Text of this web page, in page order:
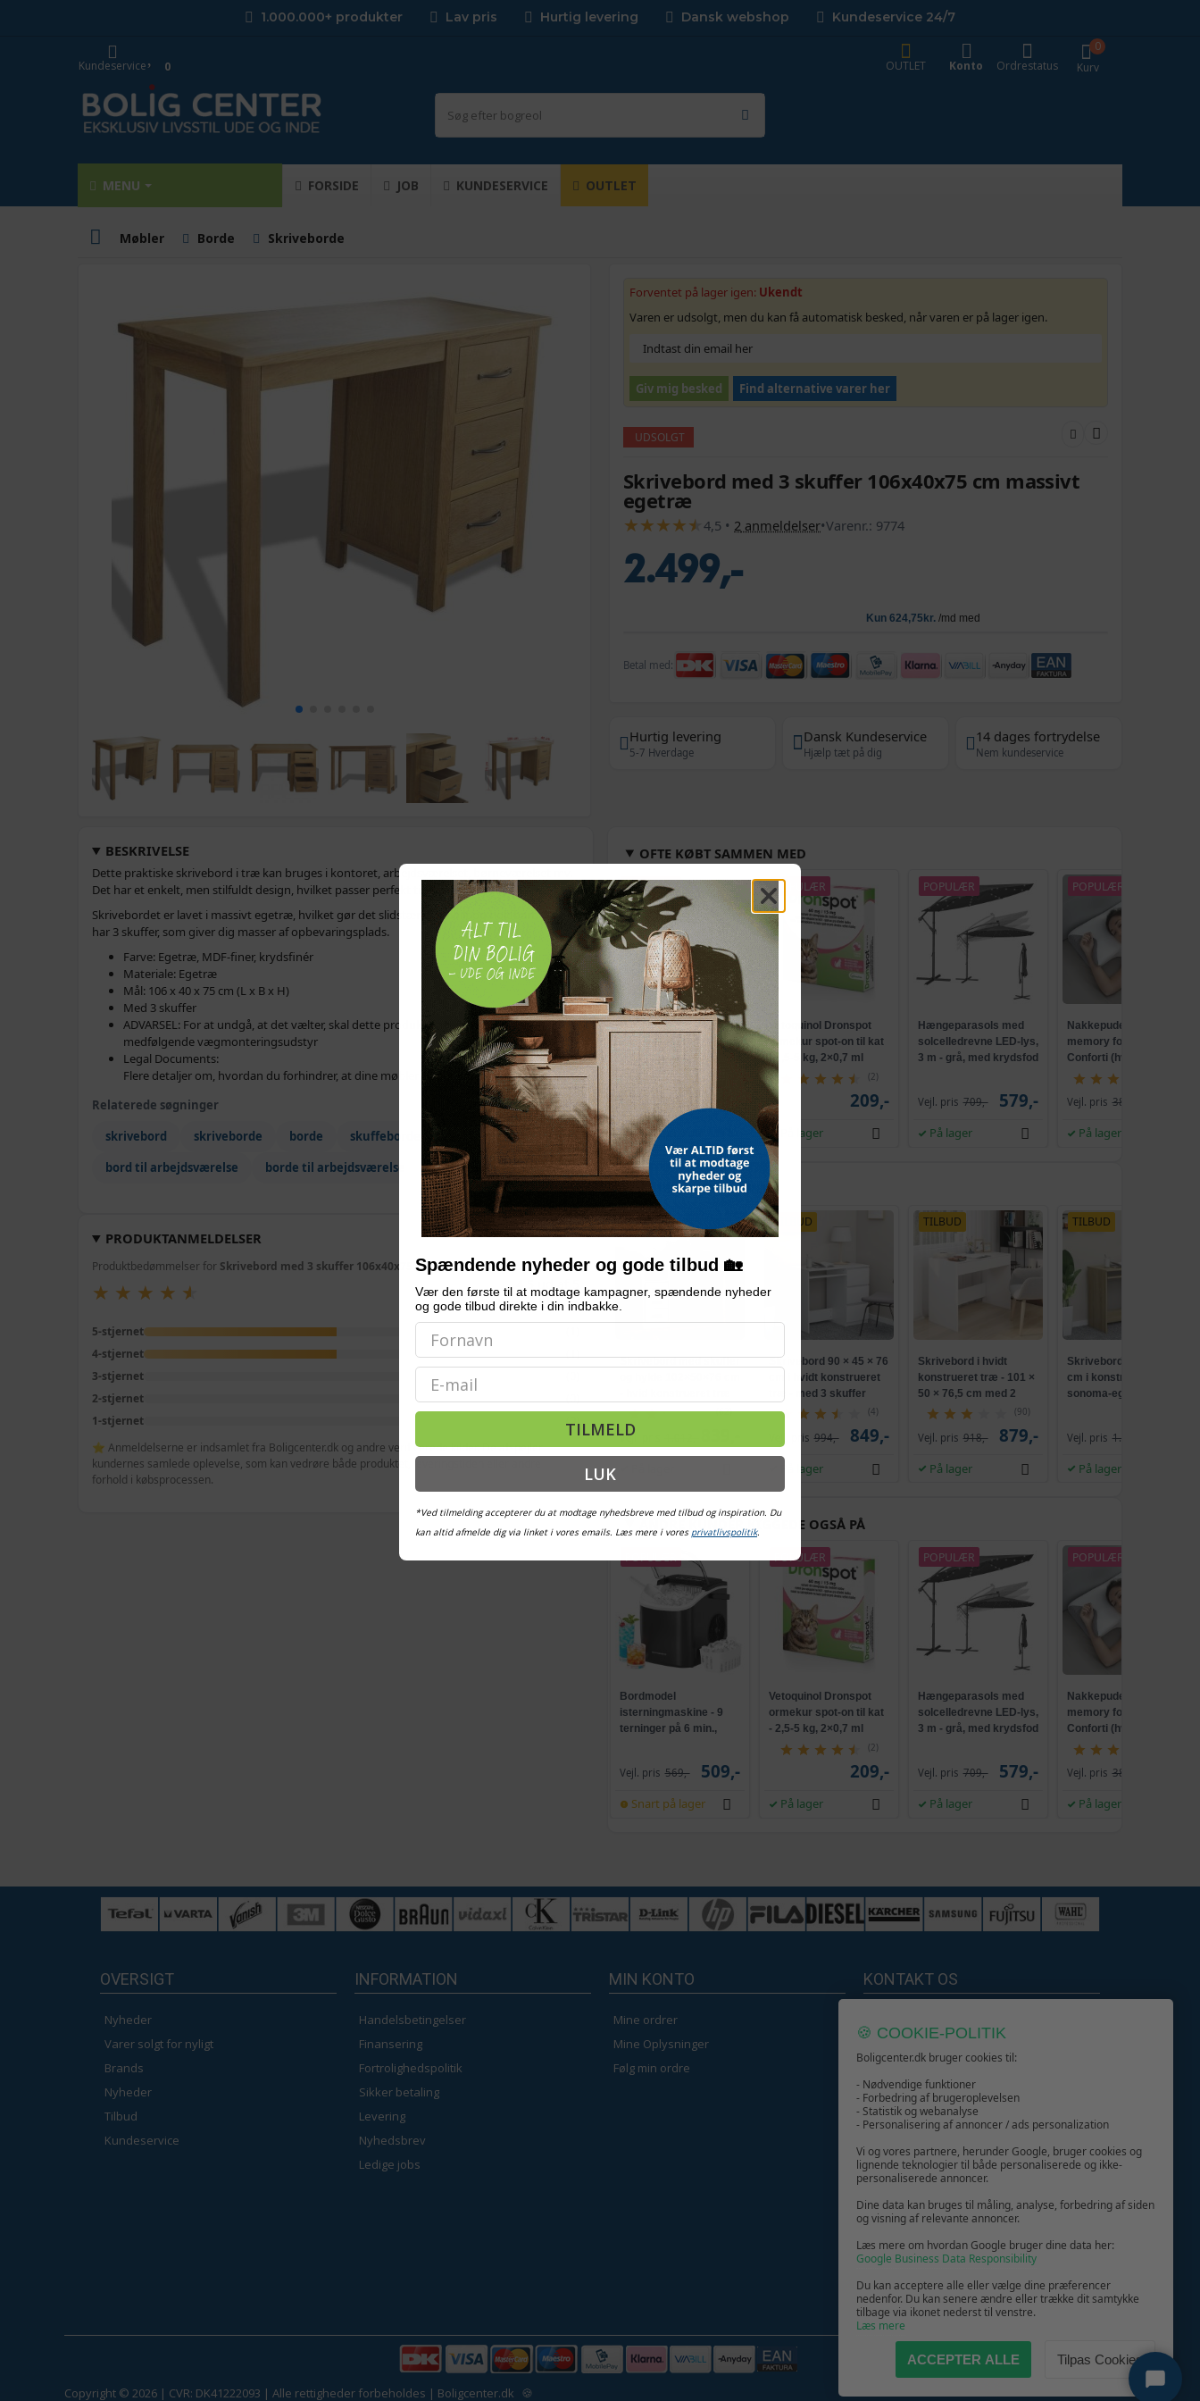
1.000.000+ produkter Lav pris Hurtig levering Dansk webshop Kundeservice 24/7
Kurv
0
OUTLET
Konto Ordrestatus
Kundeservice 0
MENU FORSIDE JOB KUNDESERVICE OUTLET
Møbler Borde Skriveborde
Forventet på lager igen: Ukendt
Varen er udsolgt, men du kan få automatisk besked, når varen er på lager igen.
Giv mig besked Find alternative varer her
UDSOLGT
Skrivebord med 3 skuffer 106x40x75 cm massivt
egetræ
★
★★
★★
★★
★★
★ 4,5 • 2 anmeldelser•Varenr.: 9774
2.499,-
Betal med:
Hurtig levering
5-7 Hverdage
Dansk Kundeservice
Hjælp tæt på dig
14 dages fortrydelse
Nem kundeservice
BESKRIVELSE
Dette praktiske skrivebord i træ kan bruges i kontoret, arbejdsværelset, børneværelset mv.
Det har et enkelt, men stilfuldt design, hvilket passer perfekt til ethvert værelse.
Skrivebordet er lavet i massivt egetræ, hvilket gør det slidstærkt, stabilt og holdbart. Det
har 3 skuffer, som giver dig masser af opbevaringsplads.
Farve: Egetræ, MDF-finer, krydsfinér
Materiale: Egetræ
Mål: 106 x 40 x 75 cm (L x B x H)
Med 3 skuffer
ADVARSEL: For at undgå, at det vælter, skal dette produkt anvendes med det
medfølgende vægmonteringsudstyr
Legal Documents:
Flere detaljer om, hvordan du forhindrer, at dine møbler tipper, kan findesher
Relaterede søgninger
skrivebord
skriveborde borde
skuffeborde
bord til arbejdsværelse
borde til arbejdsværelse træskrivebord
PRODUKTANMELDELSER
Produktbedømmelser for Skrivebord med 3 skuffer 106x40x75 cm massivt egetræ
★
★ ★
★ ★
★ ★
★ ★
★ 4,5
ud af 5
2 anmeldelser
5-stjernet
4-stjernet (1)
3-stjernet
2-stjernet (0)
1-stjernet (0)
⭐ Anmeldelserne er indsamlet fra Boligcenter.dk og andre verificerede kilder. De afspejler
kundernes samlede oplevelse, som kan vedrøre både produktet, leveringstiden eller andre
forhold i købsprocessen.
OFTE KØBT SAMMEN MED
POPULÆR
Bordmodel
isterningmaskine - 9
terninger på 6 min.,
selvrensende, sort
Vejl. pris 569,- 509,-
Snart på lager
POPULÆR
Vetoquinol Dronspot
ormekur spot-on til kat
- 2,5-5 kg, 2×0,7 ml
(2)
209,-
På lager
POPULÆR
Hængeparasols med
solcelledrevne LED-lys,
3 m - grå, med krydsfod
Vejl. pris 709,- 579,-
På lager
POPULÆR
Nakkepude med
memory foam -
Conforti (hvid/grå)
Vejl. pris 386,-
På lager
ALTERNATIVE VARER
TILBUD
Skrivebord med skuffer
(62)
Vejl. pris
TILBUD
Skrivebord 90 × 45 × 76
cm i hvidt konstrueret
træ - med 3 skuffer
(4)
Vejl. pris 994,- 849,-
På lager
TILBUD
Skrivebord i hvidt
konstrueret træ - 101 ×
50 × 76,5 cm med 2
skuffer
(90)
Vejl. pris 918,- 879,-
På lager
TILBUD
Skrivebord 90 × 45 × 76
cm i konstrueret træ -
sonoma-eg, med 3
Vejl. pris 1.182,-
På lager
ANDRE KUNDER KIGGEDE OGSÅ PÅ
POPULÆR
Bordmodel
isterningmaskine - 9
terninger på 6 min.,
Vejl. pris 569,- 509,-
Snart på lager
POPULÆR
Vetoquinol Dronspot
ormekur spot-on til kat
- 2,5-5 kg, 2×0,7 ml
(2)
209,-
På lager
POPULÆR
Hængeparasols med
solcelledrevne LED-lys,
3 m - grå, med krydsfod
Vejl. pris 709,- 579,-
På lager
POPULÆR
Nakkepude med
memory foam -
Conforti (hvid/grå)
Vejl. pris 386,-
På lager
OVERSIGT
Nyheder
Varer solgt for nyligt
Brands
Nyheder
Tilbud
Kundeservice
INFORMATION
Handelsbetingelser
Finansering
Fortrolighedspolitik
Sikker betaling
Levering
Nyhedsbrev
Ledige jobs
MIN KONTO
Mine ordrer
Mine Oplysninger
Følg min ordre
KONTAKT OS
Kundeservice
GIV GLÆDE MED ET GAVEKORT!
Copyright © 2026 | CVR: DK41222093 | Alle rettigheder forbeholdes | Boligcenter.dk 🍪
🍪 COOKIE-POLITIK
Boligcenter.dk bruger cookies til:
- Nødvendige funktioner
- Forbedring af brugeroplevelsen
- Statistik og webanalyse
- Personalisering af annoncer / ads personalization
Vi og vores partnere, herunder Google, bruger cookies og
lignende teknologier til både personaliserede og ikke-
personaliserede annoncer.
Dine data kan bruges til måling, analyse, forbedring af siden
og visning af relevante annoncer.
Læs mere om hvordan Google bruger dine data her:
Google Business Data Responsibility
Du kan acceptere alle eller vælge dine præferencer
nedenfor. Du kan senere ændre eller trække dit samtykke
tilbage via ikonet nederst til venstre.
Læs mere
ACCEPTER ALLE Tilpas Cookies
Spændende nyheder og gode tilbud 🏡
Vær den første til at modtage kampagner, spændende nyheder
og gode tilbud direkte i din indbakke.
Email
TILMELD
LUK
*Ved tilmelding accepterer du at modtage nyhedsbreve med tilbud og inspiration. Du
kan altid afmelde dig via linket i vores emails. Læs mere i vores privatlivspolitik.